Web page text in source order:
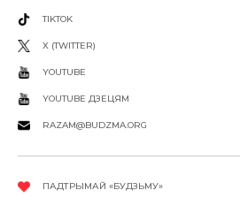
TIKTOK
X (TWITTER)
YOUTUBE
YOUTUBE ДЗЕЦЯМ
RAZAM@BUDZMA.ORG
ПАДТРЫМАЙ «БУДЗЬМУ»